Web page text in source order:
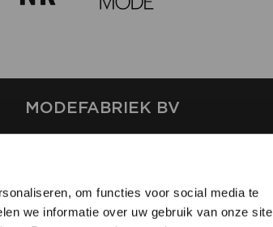
om functies voor social media te
we informatie over uw gebruik van onze site
MODEFABRIEK BV
SHIFT